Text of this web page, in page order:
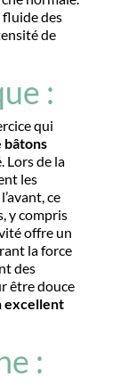
des
de
:
qui
bâtons
Lors de la
les
ce
y compris
offre un
la force
des
être douce
excellent
: